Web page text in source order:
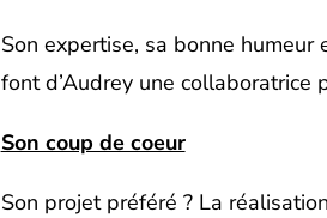
Son expertise, sa bonne
font d’Audrey une collaboratrice
Son coup de coeur
Son projet préféré ? La